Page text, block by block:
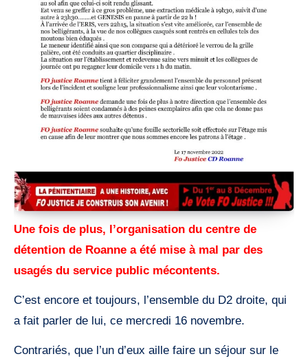
Une fois de plus, l’organisation du centre de
détention de Roanne a été mise à mal par des
usagés du service public mécontents.
C’est encore et toujours, l’ensemble du D2 droite, qui
a fait parler de lui, ce mercredi 16 novembre.
Contrariés, que l’un d’eux aille faire un séjour sur le